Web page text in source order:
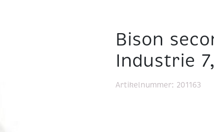
Bison
Industrie
Artikelnummer: 201163